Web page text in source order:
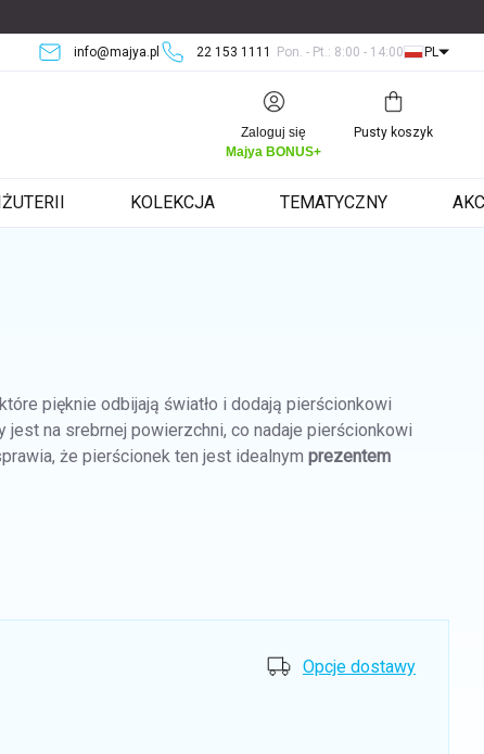
22 153 1111 Pon. - Pt.: 8:00 - 14:00
info@majya.pl PL
Zaloguj się
Majya BONUS+
Koszyk
Pusty koszyk
KOLEKCJA TEMATYCZNY
pięknie odbijają światło i dodają pierścionkowi
jest na srebrnej powierzchni, co nadaje pierścionkowi
że pierścionek ten jest idealnym prezentem
Opcje dostawy